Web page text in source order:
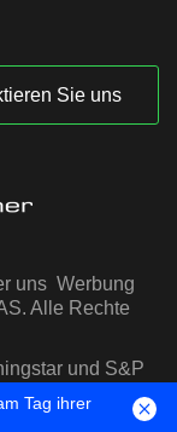
Sie uns
uns Werbung
Alle Rechte
und S&P
Tag ihrer